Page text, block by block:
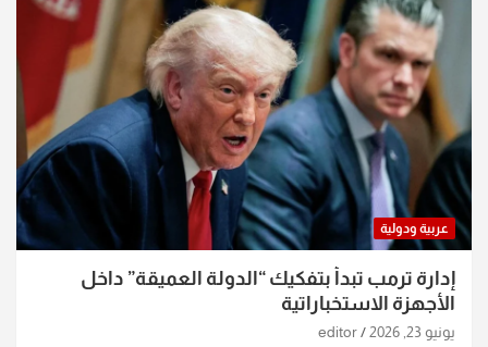
عربية ودولية
إدارة ترمب تبدأ بتفكيك “الدولة العميقة” داخل
الأجهزة الاستخباراتية
يونيو 23, 2026 editor